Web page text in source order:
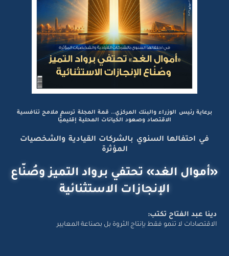
برعاية رئيس الوزراء والبنك المركزي.. قمة المجلة ترسم ملامح تنافسية
الاقتصاد وصعود الكيانات المحلية إقليميًّا
في احتفالها السنوي بالشركات القيادية والشخصيات
المؤثرة
«أموال الغد» تحتفي برواد التميز وصُنّاع
الإنجازات الاستثنائية
دينا عبد الفتاح تكتب:
الاقتصادات لا تنمو فقط بإنتاج الثروة بل بصناعة المعايير